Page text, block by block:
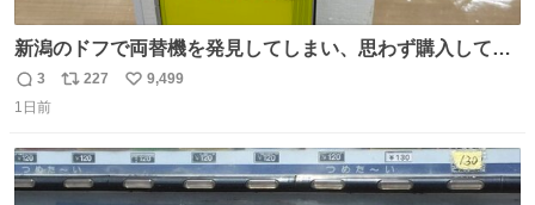
新潟のドフで両替機を発見してしまい、思わず購入してし
まい大阪に発送するイベントが発生
返
信
3
リ
ト
数
227
い
数
9,499
1日前